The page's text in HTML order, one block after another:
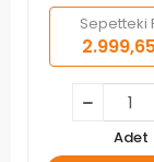
Sepetteki
Adet